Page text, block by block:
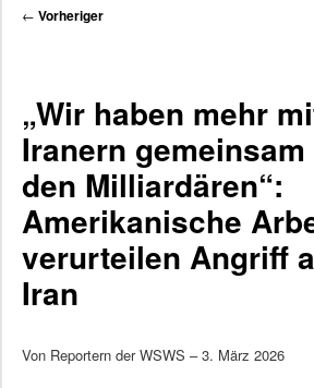
Beitragsnavigation
← Vorheriger
„Wir haben mehr
Iranern
den Milliardären“:
Amerikanische
verurteilen Angriff
Iran
Von Reportern der WSWS – 3. März 2026